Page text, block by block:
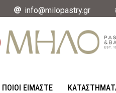
info@milopastry.gr
ΠΟΙΟΙ ΕΙΜΑΣΤΕ